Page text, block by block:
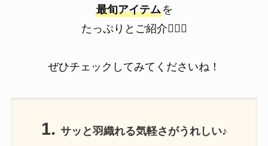
最旬アイテム を
たっぷりとご紹介💁‍♀️✨
ぜひチェックしてみてくださいね！
1. サッと羽織れる気軽さがうれしい♪